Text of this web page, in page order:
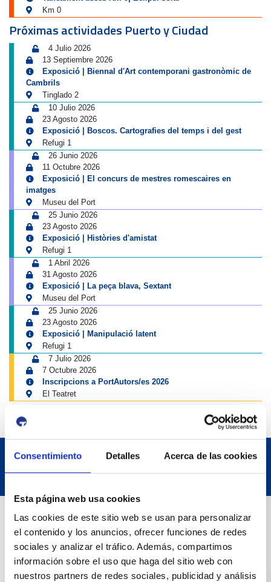
Consentimiento Detalles Acerca de las cookies
Esta página web usa cookies
Las cookies de este sitio web se usan para personalizar
el contenido y los anuncios, ofrecer funciones de redes
sociales y analizar el tráfico. Además, compartimos
información sobre el uso que haga del sitio web con
nuestros partners de redes sociales, publicidad y análisis
Km 0
Próximas actividades Puerto y Ciudad
4 Julio 2026
13 Septiembre 2026
Exposició | Biennal d'Art contemporani gastronòmic de
Cambrils
Tinglado 2
10 Julio 2026
23 Agosto 2026
Exposició | Boscos. Cartografies del temps i del gest
Refugi 1
26 Junio 2026
11 Octubre 2026
Exposició | El concurs de mestres romescaires en
imatges
Museu del Port
25 Junio 2026
23 Agosto 2026
Exposició | Històries d'amistat
Refugi 1
1 Abril 2026
31 Agosto 2026
Exposició | La peça blava, Sextant
Museu del Port
25 Junio 2026
23 Agosto 2026
Exposició | Manipulació latent
Refugi 1
7 Julio 2026
7 Octubre 2026
Inscripcions a PortAutors/es 2026
El Teatret
Datos de contacto
Dirección
Passeig de l'Escullera s/n, 43004 Tarragona